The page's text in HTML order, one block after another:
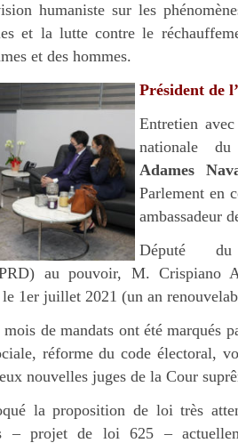
humaniste sur les
et la lutte contre le
et des hommes.
Président de
Entretien
nationale
Adames
Parlement en
ambassadeur
Député du
au pouvoir, M. Crispiano
1er juillet 2021 (un an
de mandats ont été marqués
réforme du code électoral,
nouvelles juges de la Cour
la proposition de loi très
– projet de loi 625 –